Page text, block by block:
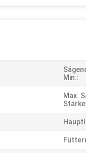
Min.:
Max.